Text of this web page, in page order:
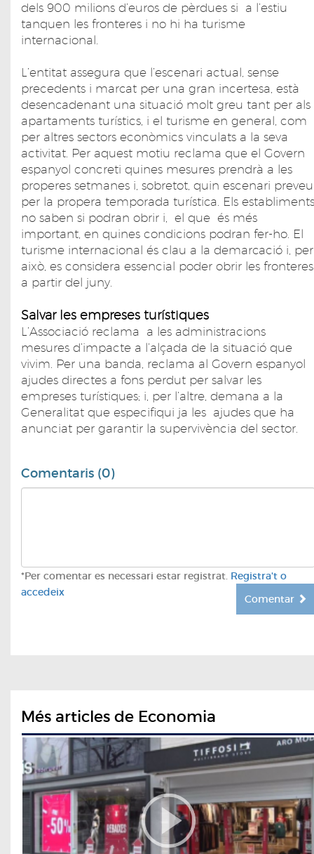
dels 900 milions d’euros de pèrdues si a l’estiu
tanquen les fronteres i no hi ha turisme
internacional.
L’entitat assegura que l’escenari actual, sense
precedents i marcat per una gran incertesa, està
desencadenant una situació molt greu tant per als
apartaments turístics, i el turisme en general, com
per altres sectors econòmics vinculats a la seva
activitat. Per aquest motiu reclama que el Govern
espanyol concreti quines mesures prendrà a les
properes setmanes i, sobretot, quin escenari preveu
per la propera temporada turística. Els establiments
no saben si podran obrir i, el que és més
important, en quines condicions podran fer-ho. El
turisme internacional és clau a la demarcació i, per
això, es considera essencial poder obrir les fronteres
a partir del juny.
Salvar les empreses turístiques
L’Associació reclama a les administracions
mesures d’impacte a l’alçada de la situació que
vivim. Per una banda, reclama al Govern espanyol
ajudes directes a fons perdut per salvar les
empreses turístiques; i, per l’altre, demana a la
Generalitat que especifiqui ja les ajudes que ha
anunciat per garantir la supervivència del sector.
Comentaris (0)
*Per comentar es necessari estar registrat. Registra't o
accedeix
Comentar
Més articles de Economia